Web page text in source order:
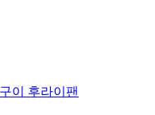
이 후라이팬